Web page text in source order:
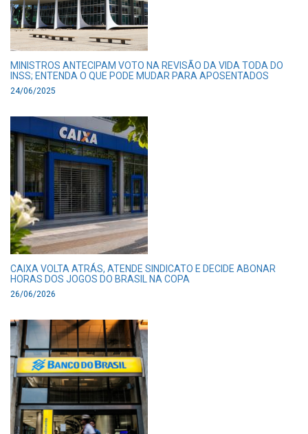
MINISTROS ANTECIPAM VOTO NA REVISÃO DA VIDA TODA DO
INSS; ENTENDA O QUE PODE MUDAR PARA APOSENTADOS
24/06/2025
CAIXA VOLTA ATRÁS, ATENDE SINDICATO E DECIDE ABONAR
HORAS DOS JOGOS DO BRASIL NA COPA
26/06/2026